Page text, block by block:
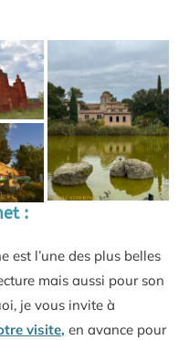
:
est l’une des plus belles
mais aussi pour son
je vous invite à
visite, en avance pour